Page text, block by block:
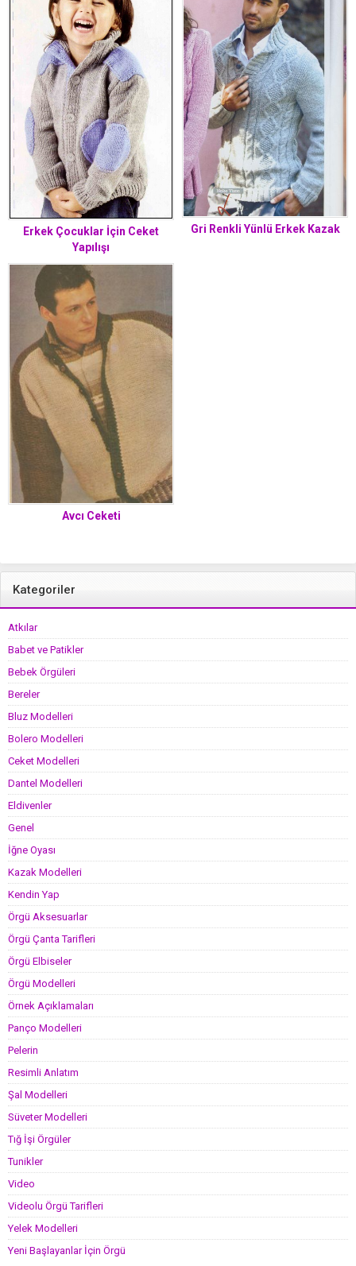
Erkek Çocuklar İçin Ceket
Yapılışı
Gri Renkli Yünlü Erkek Kazak
Avcı Ceketi
Kategoriler
Atkılar
Babet ve Patikler
Bebek Örgüleri
Bereler
Bluz Modelleri
Bolero Modelleri
Ceket Modelleri
Dantel Modelleri
Eldivenler
Genel
İğne Oyası
Kazak Modelleri
Kendin Yap
Örgü Aksesuarlar
Örgü Çanta Tarifleri
Örgü Elbiseler
Örgü Modelleri
Örnek Açıklamaları
Panço Modelleri
Pelerin
Resimli Anlatım
Şal Modelleri
Süveter Modelleri
Tığ İşi Örgüler
Tunikler
Video
Videolu Örgü Tarifleri
Yelek Modelleri
Yeni Başlayanlar İçin Örgü